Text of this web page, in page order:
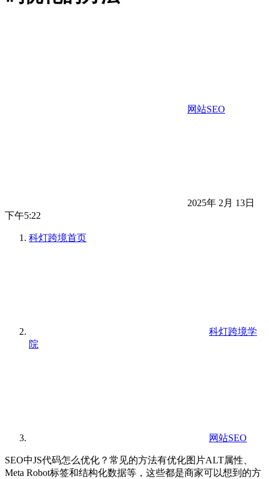
网站SEO
2025年 2月 13日
下午5:22
科灯跨境首页
科灯跨境学
院
网站SEO
SEO中JS代码怎么优化？常见的方法有优化图片ALT属性、
Meta Robot标签和结构化数据等，这些都是商家可以想到的方